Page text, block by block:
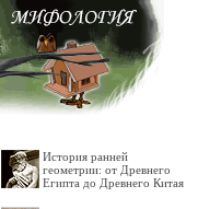
История ранней
геометрии: от Древнего
Египта до Древнего Китая